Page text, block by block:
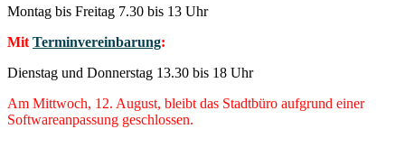
Montag bis Freitag 7.30 bis 13 Uhr
Mit Terminvereinbarung:
Dienstag und Donnerstag 13.30 bis 18 Uhr
Am Mittwoch, 12. August, bleibt das Stadtbüro aufgrund einer
Softwareanpassung geschlossen.